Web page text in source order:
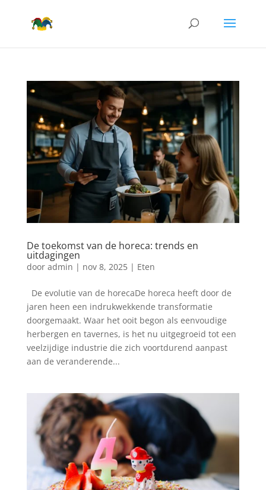
De toekomst van de horeca: trends en
uitdagingen
door admin | nov 8, 2025| Eten
De evolutie van de horecaDe horeca heeft door de
jaren heen een indrukwekkende transformatie
doorgemaakt. Waar het ooit begon als eenvoudige
herbergen en tavernes, is het nu uitgegroeid tot een
veelzijdige industrie die zich voortdurend aanpast
aan de veranderende...